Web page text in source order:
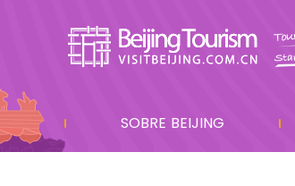
SOBRE BEIJING